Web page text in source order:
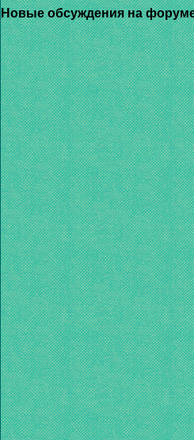
Новые обсуждения на